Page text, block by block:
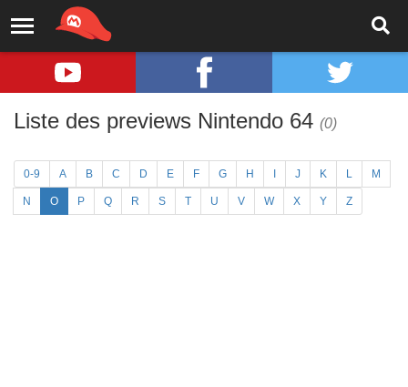
Liste des previews Nintendo 64 (0)
0-9 A B C D E F G H J K L M
N O P Q R S T U V W X Y Z